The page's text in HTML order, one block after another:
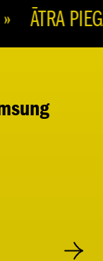
ĀTRA